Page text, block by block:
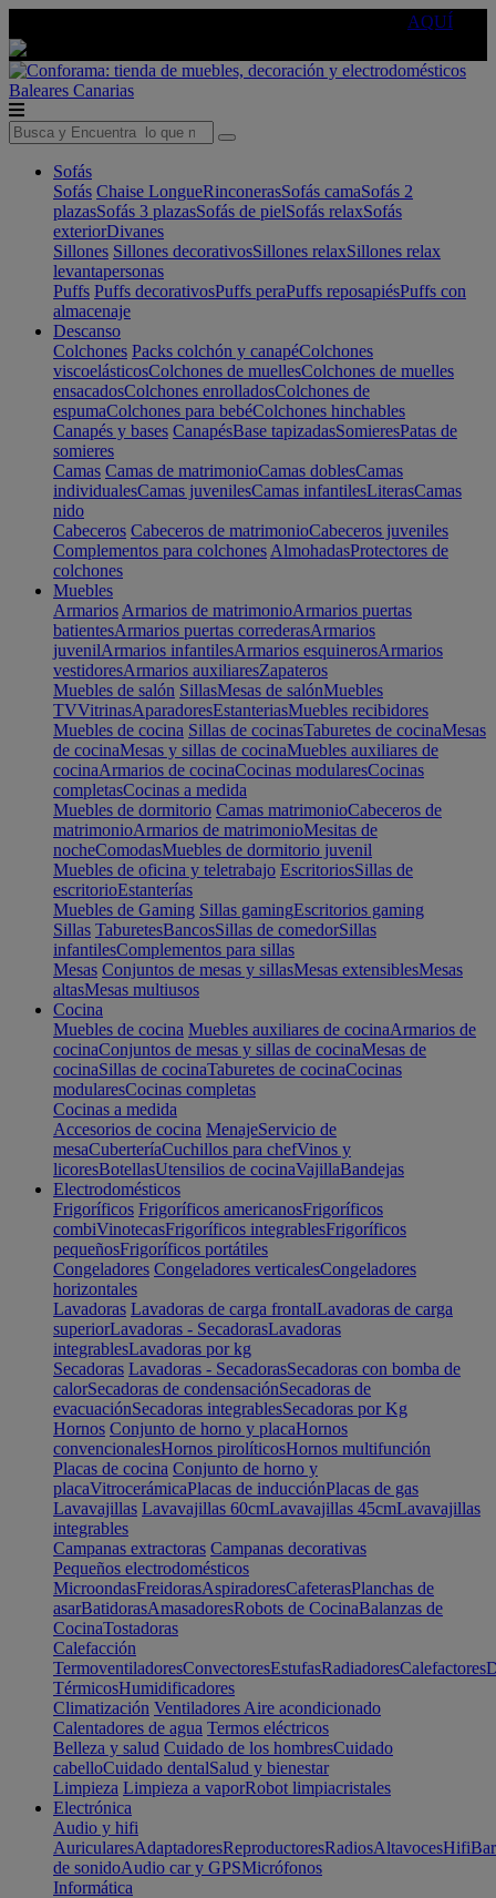
AQUÍ
Baleares Canarias
Sofás
Sofás Chaise LongueRinconerasSofás camaSofás 2
plazasSofás 3 plazasSofás de pielSofás relaxSofás
exteriorDivanes
Sillones Sillones decorativosSillones relaxSillones relax
levantapersonas
Puffs Puffs decorativosPuffs peraPuffs reposapiésPuffs con
almacenaje
Descanso
Colchones Packs colchón y canapéColchones
viscoelásticosColchones de muellesColchones de muelles
ensacadosColchones enrolladosColchones de
espumaColchones para bebéColchones hinchables
Canapés y bases CanapésBase tapizadasSomieresPatas de
somieres
Camas Camas de matrimonioCamas doblesCamas
individualesCamas juvenilesCamas infantilesLiterasCamas
nido
Cabeceros Cabeceros de matrimonioCabeceros juveniles
Complementos para colchones AlmohadasProtectores de
colchones
Muebles
Armarios Armarios de matrimonioArmarios puertas
batientesArmarios puertas correderasArmarios
juvenilArmarios infantilesArmarios esquinerosArmarios
vestidoresArmarios auxiliaresZapateros
Muebles de salón SillasMesas de salónMuebles
TVVitrinasAparadoresEstanteriasMuebles recibidores
Muebles de cocina Sillas de cocinasTaburetes de cocinaMesas
de cocinaMesas y sillas de cocinaMuebles auxiliares de
cocinaArmarios de cocinaCocinas modularesCocinas
completasCocinas a medida
Muebles de dormitorio Camas matrimonioCabeceros de
matrimonioArmarios de matrimonioMesitas de
nocheComodasMuebles de dormitorio juvenil
Muebles de oficina y teletrabajo EscritoriosSillas de
escritorioEstanterías
Muebles de Gaming Sillas gamingEscritorios gaming
Sillas TaburetesBancosSillas de comedorSillas
infantilesComplementos para sillas
Mesas Conjuntos de mesas y sillasMesas extensiblesMesas
altasMesas multiusos
Cocina
Muebles de cocina Muebles auxiliares de cocinaArmarios de
cocinaConjuntos de mesas y sillas de cocinaMesas de
cocinaSillas de cocinaTaburetes de cocinaCocinas
modularesCocinas completas
Cocinas a medida
Accesorios de cocina MenajeServicio de
mesaCuberteríaCuchillos para chefVinos y
licoresBotellasUtensilios de cocinaVajillaBandejas
Electrodomésticos
Frigoríficos Frigoríficos americanosFrigoríficos
combiVinotecasFrigoríficos integrablesFrigoríficos
pequeñosFrigoríficos portátiles
Congeladores Congeladores verticalesCongeladores
horizontales
Lavadoras Lavadoras de carga frontalLavadoras de carga
superiorLavadoras - SecadorasLavadoras
integrablesLavadoras por kg
Secadoras Lavadoras - SecadorasSecadoras con bomba de
calorSecadoras de condensaciónSecadoras de
evacuaciónSecadoras integrablesSecadoras por Kg
Hornos Conjunto de horno y placaHornos
convencionalesHornos pirolíticosHornos multifunción
Placas de cocina Conjunto de horno y
placaVitrocerámicaPlacas de inducciónPlacas de gas
Lavavajillas Lavavajillas 60cmLavavajillas 45cmLavavajillas
integrables
Campanas extractoras Campanas decorativas
Pequeños electrodomésticos
MicroondasFreidorasAspiradoresCafeterasPlanchas de
asarBatidorasAmasadoresRobots de CocinaBalanzas de
CocinaTostadoras
Calefacción
TermoventiladoresConvectoresEstufasRadiadoresCalefactores
TérmicosHumidificadores
Climatización Ventiladores Aire acondicionado
Calentadores de agua Termos eléctricos
Belleza y salud Cuidado de los hombresCuidado
cabelloCuidado dentalSalud y bienestar
Limpieza Limpieza a vaporRobot limpiacristales
Electrónica
Audio y hifi
AuricularesAdaptadoresReproductoresRadiosAltavocesHifi
de sonidoAudio car y GPSMicrófonos
Informática